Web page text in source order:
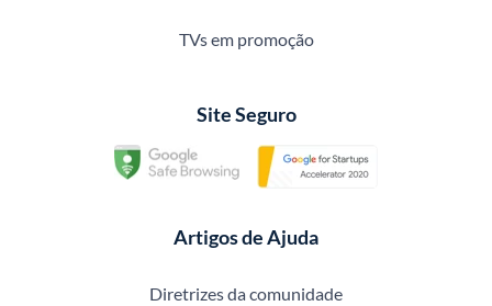
TVs em promoção
Site Seguro
Artigos de Ajuda
Diretrizes da comunidade